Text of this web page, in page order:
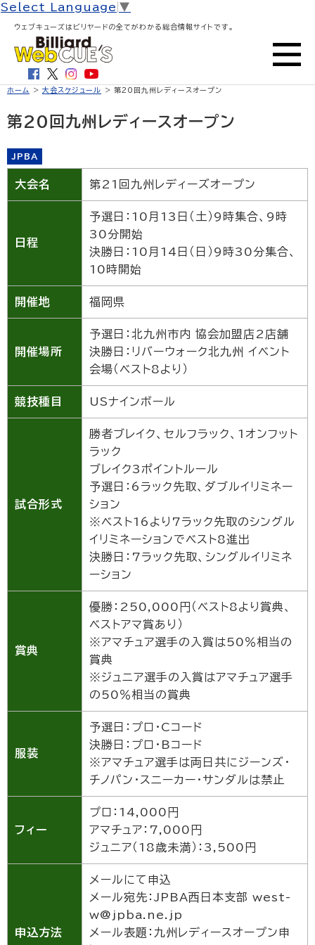
Select Language ▼
ウェブキューズはビリヤードの全てがわかる総合情報サイトです。
ホーム > 大会スケジュール > 第20回九州レディースオープン
第20回九州レディースオープン
JPBA
大会名 第21回九州レディーズオープン
日程
予選日：10月13日（土）9時集合、9時
30分開始
決勝日：10月14日（日）9時30分集合、
10時開始
開催地 福岡県
開催場所
予選日：北九州市内 協会加盟店2店舗
決勝日：リバーウォーク北九州 イベント
会場（ベスト8より）
競技種目 USナインボール
試合形式
勝者ブレイク、セルフラック、1オンフット
ラック
ブレイク3ポイントルール
予選日：6ラック先取、ダブルイリミネー
ション
※ベスト16より7ラック先取のシングル
イリミネーションでベスト8進出
決勝日：7ラック先取、シングルイリミネ
ーション
賞典
優勝：250,000円（ベスト8より賞典、
ベストアマ賞あり）
※アマチュア選手の入賞は50％相当の
賞典
※ジュニア選手の入賞はアマチュア選手
の50％相当の賞典
服装
予選日：プロ・Cコード
決勝日：プロ・Bコード
※アマチュア選手は両日共にジーンズ・
チノパン・スニーカー・サンダルは禁止
フィー
プロ：14,000円
アマチュア：7,000円
ジュニア（18歳未満）：3,500円
申込方法
メールにて申込
メール宛先：JPBA西日本支部 west-
w@jpba.ne.jp
メール表題：九州レディースオープン申